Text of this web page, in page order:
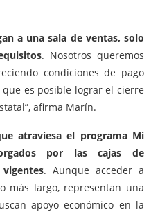
a una sala de ventas, solo
. Nosotros queremos
condiciones de pago
es posible lograr el cierre
afirma Marín.
atraviesa el programa Mi
por las cajas de
. Aunque acceder a
más largo, representan una
apoyo económico en la